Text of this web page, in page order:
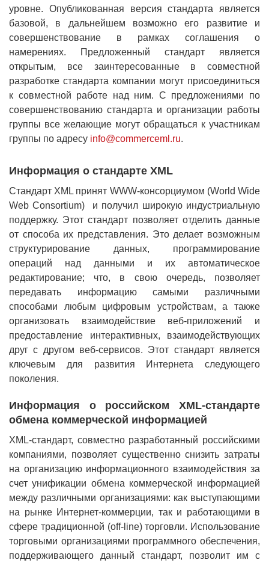
уровне. Опубликованная версия стандарта является
базовой, в дальнейшем возможно его развитие и
совершенствование в рамках соглашения о
намерениях. Предложенный стандарт является
открытым, все заинтересованные в совместной
разработке стандарта компании могут присоединиться
к совместной работе над ним. С предложениями по
совершенствованию стандарта и организации работы
группы все желающие могут обращаться к участникам
группы по адресу info@commerceml.ru.
Информация о стандарте XML
Стандарт XML принят WWW-консорциумом (World Wide
Web Consortium) и получил широкую индустриальную
поддержку. Этот стандарт позволяет отделить данные
от способа их представления. Это делает возможным
структурирование данных, программирование
операций над данными и их автоматическое
редактирование; что, в свою очередь, позволяет
передавать информацию самыми различными
способами любым цифровым устройствам, а также
организовать взаимодействие веб-приложений и
предоставление интерактивных, взаимодействующих
друг с другом веб-сервисов. Этот стандарт является
ключевым для развития Интернета следующего
поколения.
Информация о российском XML-стандарте
обмена коммерческой информацией
XML-стандарт, совместно разработанный российскими
компаниями, позволяет существенно снизить затраты
на организацию информационного взаимодействия за
счет унификации обмена коммерческой информацией
между различными организациями: как выступающими
на рынке Интернет-коммерции, так и работающими в
сфере традиционной (off-line) торговли. Использование
торговыми организациями программного обеспечения,
поддерживающего данный стандарт, позволит им с